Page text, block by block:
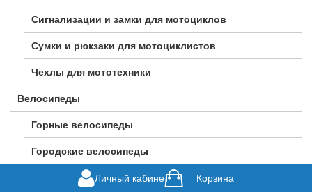
Сигнализации и замки для мотоциклов
Сумки и рюкзаки для мотоциклистов
Чехлы для мототехники
Велосипеды
Горные велосипеды
Городские велосипеды
Гравийные велосипеды
Личный кабинет Корзина